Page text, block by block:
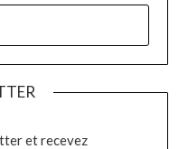
et recevez